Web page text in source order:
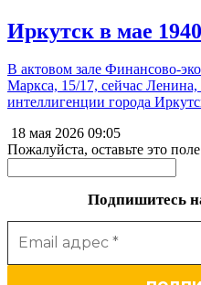
Иркутск в мае
В актовом зале Финансово-
Маркса, 15/17, сейчас
интеллигенции города
18 мая 2026 09:05
Пожалуйста, оставьте это
Подпишитесь